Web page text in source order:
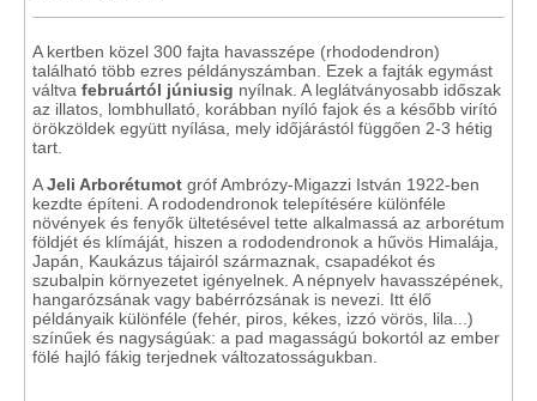
A kertben közel 300 fajta havasszépe (rhododendron)
található több ezres példányszámban. Ezek a fajták egymást
váltva februártól júniusig nyílnak. A leglátványosabb időszak
az illatos, lombhullató, korábban nyíló fajok és a később virító
örökzöldek együtt nyílása, mely időjárástól függően 2-3 hétig
tart.
AJeli Arborétumot gróf Ambrózy-Migazzi István 1922-ben
kezdte építeni. A rododendronok telepítésére különféle
növények és fenyők ültetésével tette alkalmassá az arborétum
földjét és klímáját, hiszen a rododendronok a hűvös Himalája,
Japán, Kaukázus tájairól származnak, csapadékot és
szubalpin környezetet igényelnek. A népnyelv havasszépének,
hangarózsának vagy babérrózsának is nevezi. Itt élő
példányaik különféle (fehér, piros, kékes, izzó vörös, lila...)
színűek és nagyságúak: a pad magasságú bokortól az ember
fölé hajló fákig terjednek változatosságukban.